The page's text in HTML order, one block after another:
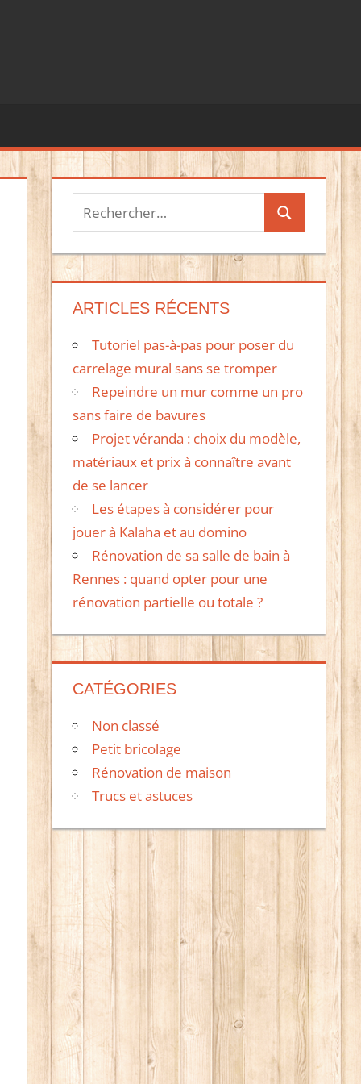
Recherche
pour :
Rechercher
ARTICLES RÉCENTS
Tutoriel pas-à-pas pour poser du
carrelage mural sans se tromper
Repeindre un mur comme un pro
sans faire de bavures
Projet véranda : choix du modèle,
matériaux et prix à connaître avant
de se lancer
Les étapes à considérer pour
jouer à Kalaha et au domino
Rénovation de sa salle de bain à
Rennes : quand opter pour une
rénovation partielle ou totale ?
CATÉGORIES
Non classé
Petit bricolage
Rénovation de maison
Trucs et astuces